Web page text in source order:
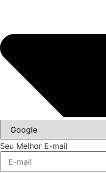
Seu Melhor E-mail